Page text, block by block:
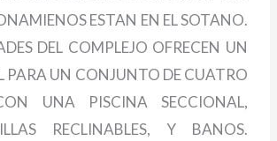
ESTAN EN EL SOTANO.
DEL COMPLEJO OFRECEN UN
PARA UN CONJUNTO DE CUATRO
UNA PISCINA SECCIONAL,
RECLINABLES, Y BANOS.